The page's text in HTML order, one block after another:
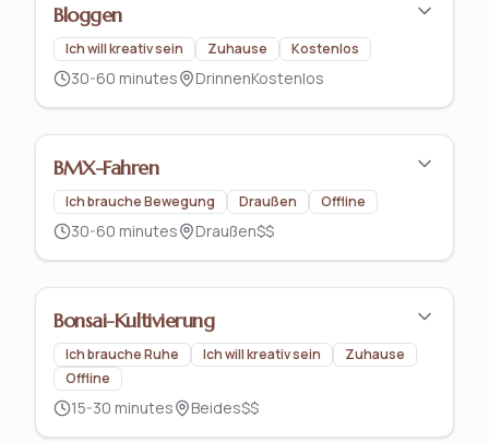
Bloggen
Ich will kreativ sein Zuhause Kostenlos
30-60 minutes DrinnenKostenlos
BMX-Fahren
Ich brauche Bewegung Draußen Offline
30-60 minutes Draußen$$
Bonsai-Kultivierung
Ich brauche Ruhe Ich will kreativ sein
Zuhause
Offline
15-30 minutes Beides$$